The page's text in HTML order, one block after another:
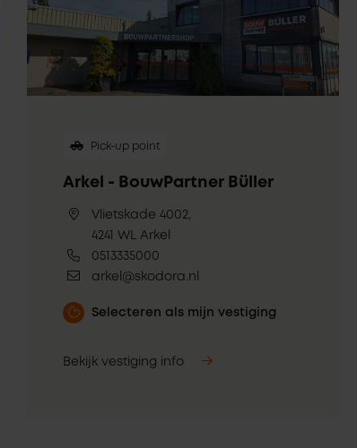
Pick-up point
Arkel - BouwPartner Büller
Vlietskade 4002,
4241 WL Arkel
0513335000
arkel@skodora.nl
Selecteren als mijn vestiging
Bekijk vestiging info